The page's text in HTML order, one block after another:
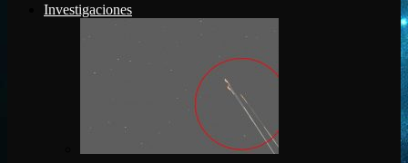
Investigaciones